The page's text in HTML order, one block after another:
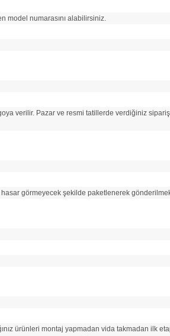
model numarasını alabilirsiniz.
verilir. Pazar ve resmi tatillerde verdiğiniz
görmeyecek şekilde paketlenerek
ürünleri montaj yapmadan vida takmadan ilk